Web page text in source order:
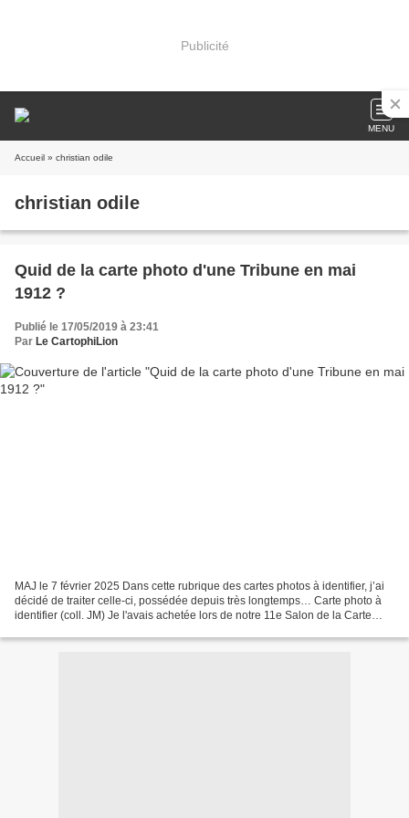
Publicité
MENU
Accueil » christian odile
christian odile
Quid de la carte photo d'une Tribune en mai
1912 ?
Publié le 17/05/2019 à 23:41
Par Le CartophiLion
MAJ le 7 février 2025 Dans cette rubrique des cartes photos à identifier, j’ai
décidé de traiter celle-ci, possédée depuis très longtemps… Carte photo à
identifier (coll. JM) Je l'avais achetée lors de notre 11e Salon de la Carte